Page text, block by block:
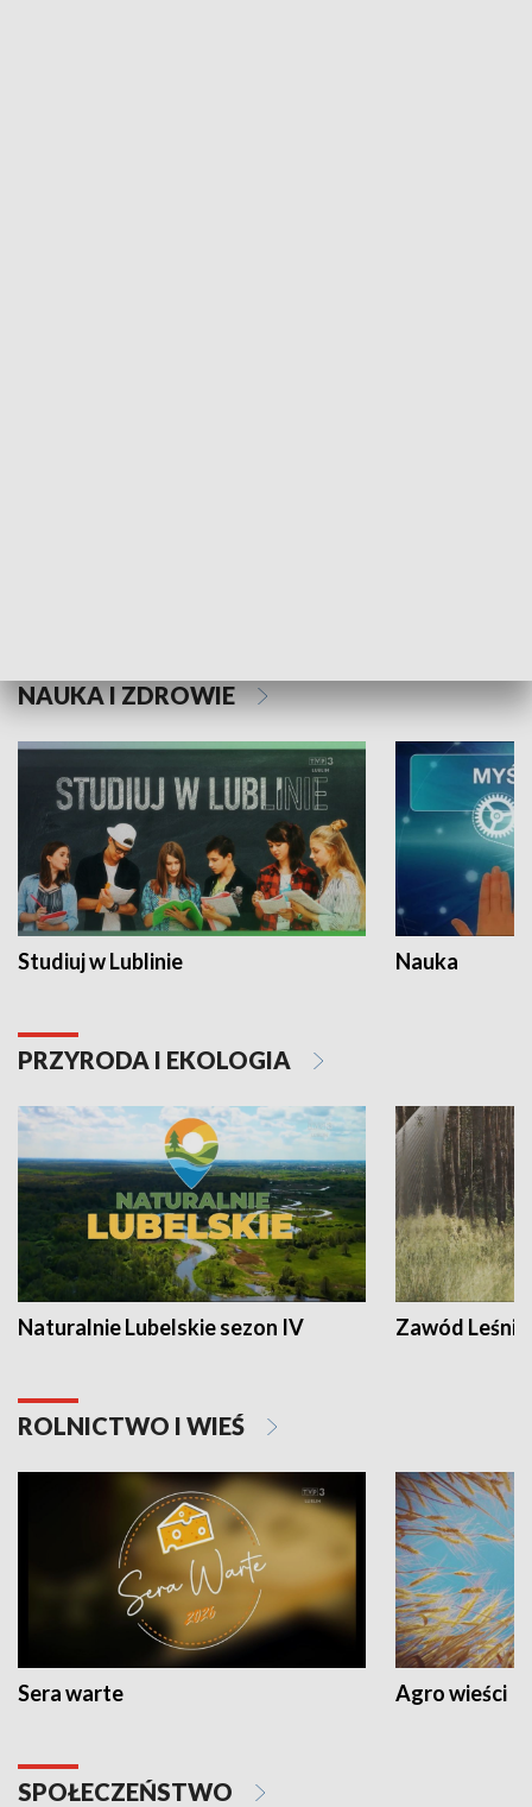
NAUKA I ZDROWIE
Studiuj w Lublinie Nauka
PRZYRODA I EKOLOGIA
Naturalnie Lubelskie sezon IV Zawód Leśnik
ROLNICTWO I WIEŚ
Sera warte Agro wieści
SPOŁECZEŃSTWO